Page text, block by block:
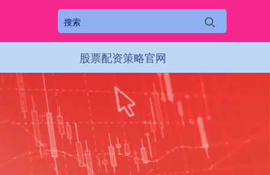
股票配资策略官网